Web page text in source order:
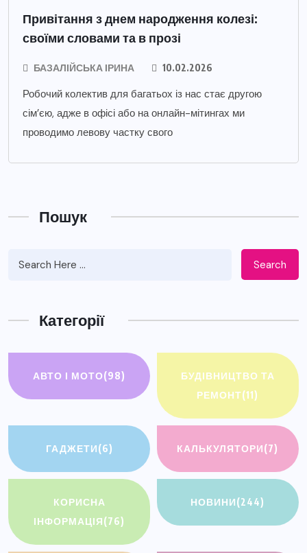
Привітання з днем народження колезі:
своїми словами та в прозі
БАЗАЛІЙСЬКА ІРИНА 10.02.2026
Робочий колектив для багатьох із нас стає другою
сім’єю, адже в офісі або на онлайн-мітингах ми
проводимо левову частку свого
Пошук
Search
Категорії
АВТО І МОТО(98)
БУДІВНИЦТВО ТА
РЕМОНТ(11)
ГАДЖЕТИ(6) КАЛЬКУЛЯТОРИ(7)
КОРИСНА
ІНФОРМАЦІЯ(76)
НОВИНИ(244)